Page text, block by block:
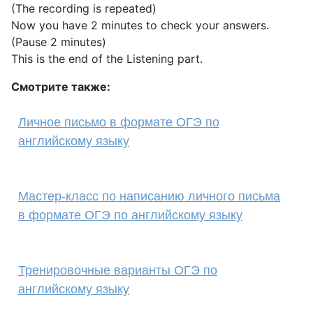
(The recording is repeated)
Now you have 2 minutes to check your answers.
(Pause 2 minutes)
This is the end of the Listening part.
Смотрите также:
Личное письмо в формате ОГЭ по
английскому языку
Мастер-класс по написанию личного письма
в формате ОГЭ по английскому языку
Тренировочные варианты ОГЭ по
английскому языку